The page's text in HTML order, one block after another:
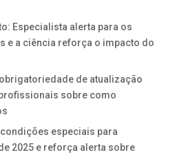
Especialista alerta para os
e a ciência reforça o impacto do
de atualização
sobre como
condições especiais para
2025 e reforça alerta sobre